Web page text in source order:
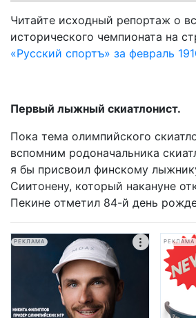
Читайте исходный репортаж о
исторического чемпионата на
«Русский спортъ» за февраль
Первый лыжный скиатлонист.
Пока тема олимпийского
вспомним родоначальника
я бы присвоил финскому
Сиитонену, который накануне
Пекине отметил 84-й день
РЕКЛАМА РЕКЛАМА